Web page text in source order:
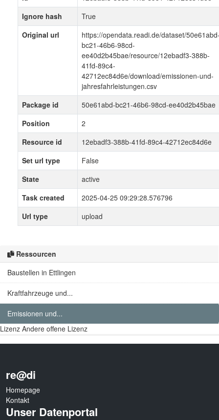
Ressourcen
Baustellen in Ettlingen
Kraftfahrzeuge und...
Emissionen und...
Lizenz Andere offene Lizenz
Ignore hash
True
Original url
https://opendata.readi.de/dataset/
bc21-46b6-98cd-
ee40d2b45bae/resource/12ebadf3-388b-
41fd-89c4-
42712ec84d6e/download/emissionen-und-
jahresfahrleistungen.csv
Package id
50e61abd-bc21-46b6-98cd-ee40d2b45bae
Position
2
Resource id
12ebadf3-388b-41fd-89c4-42712ec84d6e
Set url type
False
State
active
Task created
2025-04-25 09:29:28.576796
Url type
upload
re@di
Homepage
Kontakt
Unser Datenportal